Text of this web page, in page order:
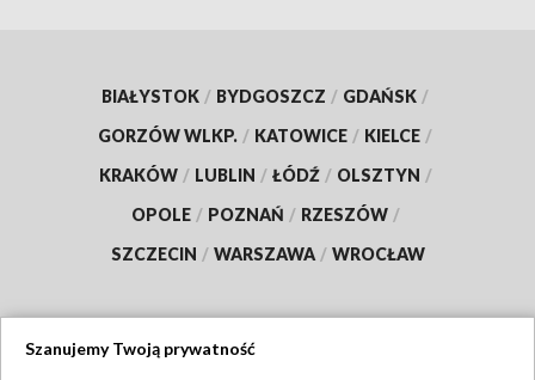
BIAŁYSTOK / BYDGOSZCZ / GDAŃSK /
GORZÓW WLKP. / KATOWICE / KIELCE /
KRAKÓW / LUBLIN / ŁÓDŹ / OLSZTYN /
OPOLE / POZNAŃ / RZESZÓW /
SZCZECIN / WARSZAWA / WROCŁAW
Szanujemy Twoją prywatność